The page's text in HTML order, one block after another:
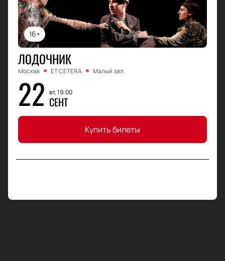
16+
ЛОДОЧНИК
Москва ET CETERA Малый зал
22 вт, 19:00
СЕНТ
Купить билеты